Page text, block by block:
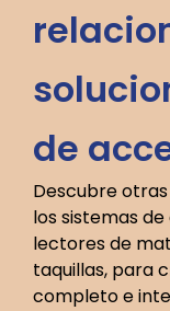
de
Descubre
los sistemas
lectores de
taquillas, para
completo e